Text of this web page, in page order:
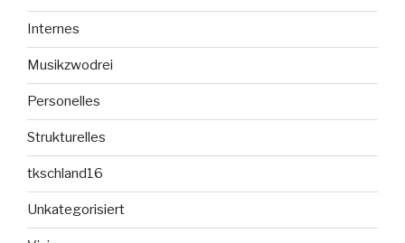
Internes
Musikzwodrei
Personelles
Strukturelles
tkschland16
Unkategorisiert